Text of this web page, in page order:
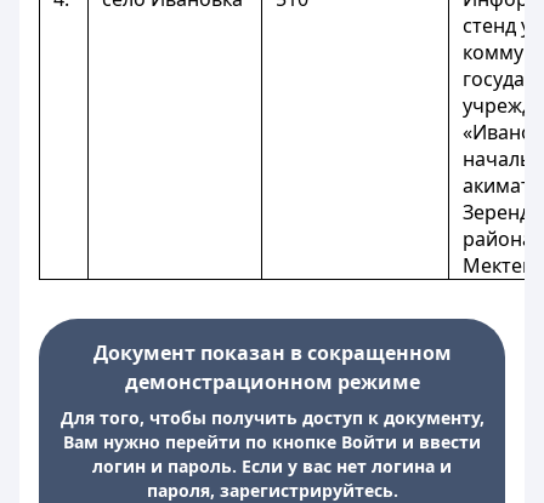
стенд у
акимата
района
Мектеп,
Документ показан в сокращенном
демонстрационном режиме
Для того, чтобы получить доступ к документу,
Вам нужно перейти по кнопке Войти и ввести
логин и пароль. Если у вас нет логина и
пароля, зарегистрируйтесь.